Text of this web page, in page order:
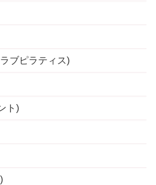
ブピラティス)
ト)